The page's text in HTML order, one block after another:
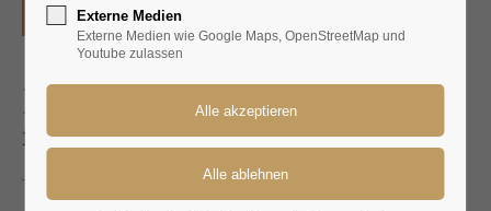
Zur Übersicht
Dior
fan KSS
Externe Medien
Externe Medien wie Google Maps, OpenStreetMap und
Youtube zulassen